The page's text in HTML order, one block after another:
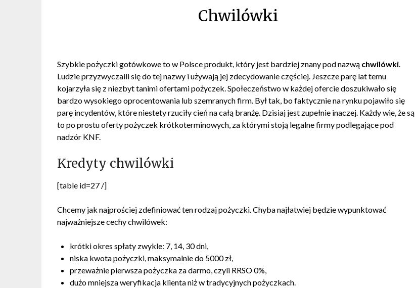
Chwilówki
Szybkie pożyczki gotówkowe to w Polsce produkt, który jest bardziej znany pod nazwą chwilówki.
Ludzie przyzwyczaili się do tej nazwy i używają jej zdecydowanie częściej. Jeszcze parę lat temu
kojarzyła się z niezbyt tanimi ofertami pożyczek. Społeczeństwo w każdej ofercie doszukiwało się
bardzo wysokiego oprocentowania lub szemranych firm. Był tak, bo faktycznie na rynku pojawiło się
parę incydentów, które niestety rzuciły cień na całą branżę. Dzisiaj jest zupełnie inaczej. Każdy wie, że są
to po prostu oferty pożyczek krótkoterminowych, za którymi stoją legalne firmy podlegające pod
nadzór KNF.
Kredyty chwilówki
[table id=27 /]
Chcemy jak najprościej zdefiniować ten rodzaj pożyczki. Chyba najłatwiej będzie wypunktować
najważniejsze cechy chwilówek:
krótki okres spłaty zwykle: 7, 14, 30 dni,
niska kwota pożyczki, maksymalnie do 5000 zł,
przeważnie pierwsza pożyczka za darmo, czyli RRSO 0%,
dużo mniejsza weryfikacja klienta niż w tradycyjnych pożyczkach.